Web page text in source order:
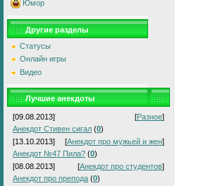
Юмор
Другие разделы
Статусы
Онлайн игры
Видео
Лучшие анекдоты
[09.08.2013] [Разное]
Анекдот Стивен сигал (0)
[13.10.2013]
[Анекдот про мужьей и жен]
Анекдот №47 Пила? (0)
[08.08.2013]
[Анекдот про студентов]
Анекдот про препода (0)